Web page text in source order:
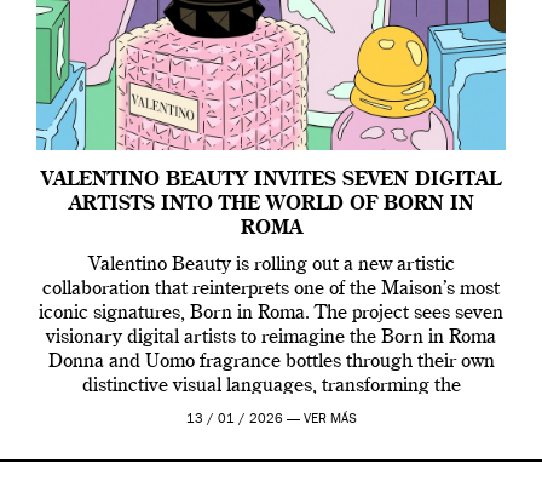
VALENTINO BEAUTY INVITES SEVEN DIGITAL
ARTISTS INTO THE WORLD OF BORN IN
ROMA
Valentino Beauty is rolling out a new artistic
collaboration that reinterprets one of the Maison’s most
iconic signatures, Born in Roma. The project sees seven
visionary digital artists to reimagine the Born in Roma
Donna and Uomo fragrance bottles through their own
distinctive visual languages, transforming the
emblematic design into a contemporary canvas.
13 / 01 / 2026 — VER MÁS